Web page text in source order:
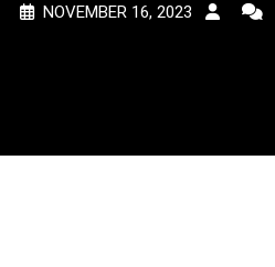
NOVEMBER 16, 2023